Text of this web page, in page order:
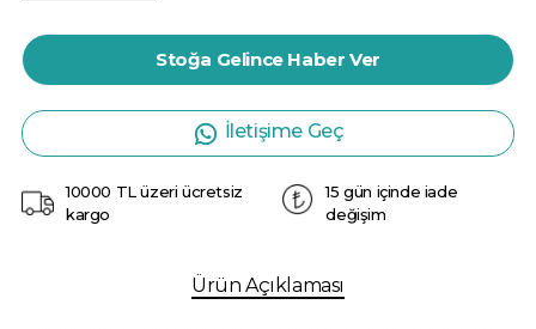
Stoğa Gelince Haber Ver
İletişime Geç
10000 TL üzeri ücretsiz
kargo
15 gün içinde iade
değişim
Ürün Açıklaması